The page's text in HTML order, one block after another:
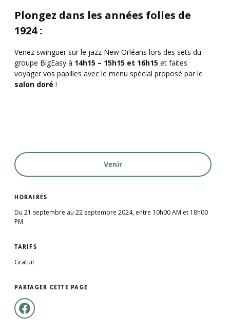
Plongez dans les années folles de
1924 :
Venez swinguer sur le jazz New Orléans lors des sets du
groupe BigEasy à 14h15 – 15h15 et 16h15et faites
voyager vos papilles avec le menu spécial proposé par le
salon doré !
Venir
HORAIRES
Du 21 septembre au 22 septembre 2024, entre 10h00 AM et 18h00
PM
TARIFS
Gratuit
PARTAGER CETTE PAGE